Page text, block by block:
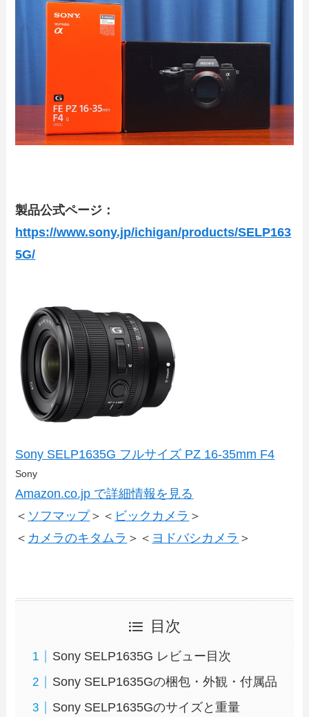
製品公式ページ：
https://www.sony.jp/ichigan/products/SELP163
5G/
Sony SELP1635G フルサイズ PZ 16-35mm F4
Sony
Amazon.co.jp で詳細情報を見る
＜ ソフマップ＞＜ ビックカメラ ＞
＜ カメラのキタムラ ＞＜ ヨドバシカメラ ＞
目次
Sony SELP1635G レビュー目次
Sony SELP1635Gの梱包・外観・付属品
Sony SELP1635Gのサイズと重量